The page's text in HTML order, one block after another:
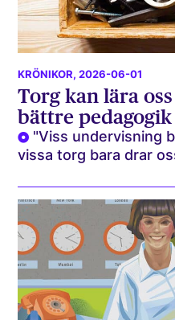
KRÖNIKOR, 2026-06-01
Torg kan lära
bättre pedagogik
"Viss undervisning
vissa torg bara drar